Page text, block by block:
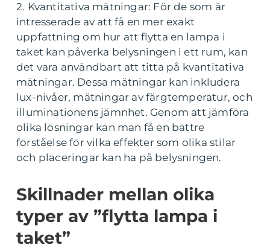
2. Kvantitativa mätningar: För de som är
intresserade av att få en mer exakt
uppfattning om hur att flytta en lampa i
taket kan påverka belysningen i ett rum, kan
det vara användbart att titta på kvantitativa
mätningar. Dessa mätningar kan inkludera
lux-nivåer, mätningar av färgtemperatur, och
illuminationens jämnhet. Genom att jämföra
olika lösningar kan man få en bättre
förståelse för vilka effekter som olika stilar
och placeringar kan ha på belysningen.
Skillnader mellan olika
typer av ”flytta lampa i
taket”